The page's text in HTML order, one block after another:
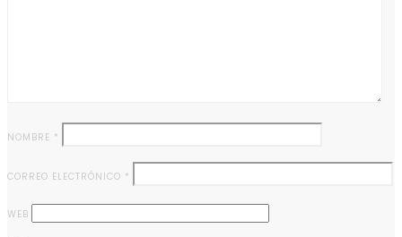
NOMBRE *
CORREO ELECTRÓNICO *
WEB